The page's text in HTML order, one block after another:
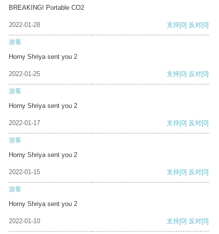
BREAKING! Portable CO2
2022-01-28 支持[0] 反对[0]
游客
Horny Shriya sent you 2
2022-01-25 支持[0] 反对[0]
游客
Horny Shriya sent you 2
2022-01-17 支持[0] 反对[0]
游客
Horny Shriya sent you 2
2022-01-15 支持[0] 反对[0]
游客
Horny Shriya sent you 2
2022-01-10 支持[0] 反对[0]